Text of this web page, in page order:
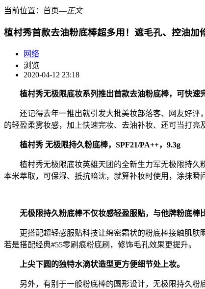
当前位置： 首页―正文
植村秀首款去油粉底棒超多用！遮毛孔、控油加
网络
浏览
2020-04-12 23:18
植村秀无极限底妆系列推出首款去油粉底棒，可快速
还记得去年一推出就引发大批美妆部落客、网友好评
的轻盈柔雾妆感，加上快速完妆、去油补妆、还可当打亮
植村秀 无极限持久粉底棒，SPF21/PA++，9.3g
植村秀无极限底妆英雄天团的全新生力军无极限持久
本米萃取，可保湿、抵抗暗沈，就算补妆时使用，涂抹瞬
无极限持久粉底棒不仅妆感轻盈服贴，与他牌粉底棒
更搭配超轻感服贴科技让绵密霜状的粉底棒接触肌肤
若是搭配经典#55零刷痕粉底刷，修饰毛孔效果更提升。
上尖下圆的独特水滴状造型更方便细节处上妆。
另外，有别于一般粉底棒的圆形设计，无极限持久粉底